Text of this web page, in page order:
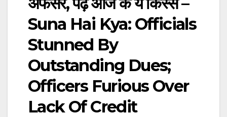
Suna Hai Kya: Officials
Stunned By
Outstanding Dues;
Officers Furious Over
Lack Of Credit